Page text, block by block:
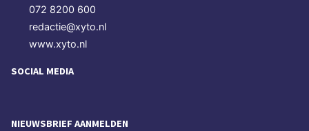
072 8200 600
redactie@xyto.nl
www.xyto.nl
SOCIAL MEDIA
NIEUWSBRIEF AANMELDEN